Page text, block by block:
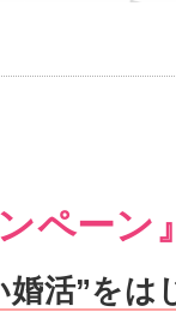
ペーン』
活”をは